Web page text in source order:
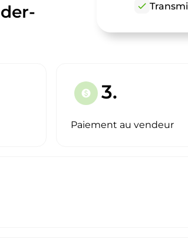
check
paid 3.
Paiement au vendeur